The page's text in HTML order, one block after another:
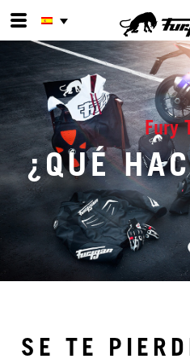
contenido
Fury
¿QUÉ
SE TE